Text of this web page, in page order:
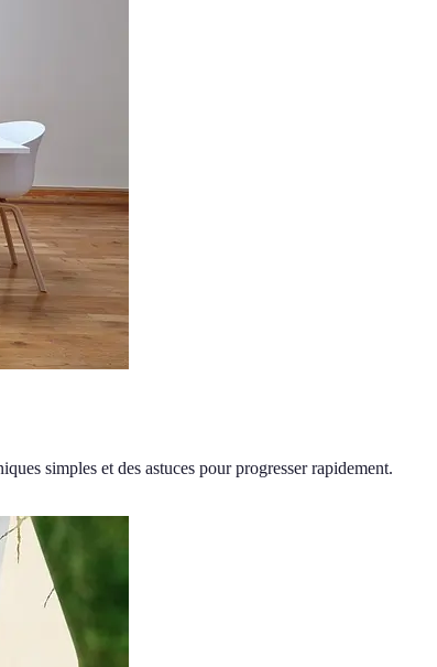
simples et des astuces pour progresser rapidement.